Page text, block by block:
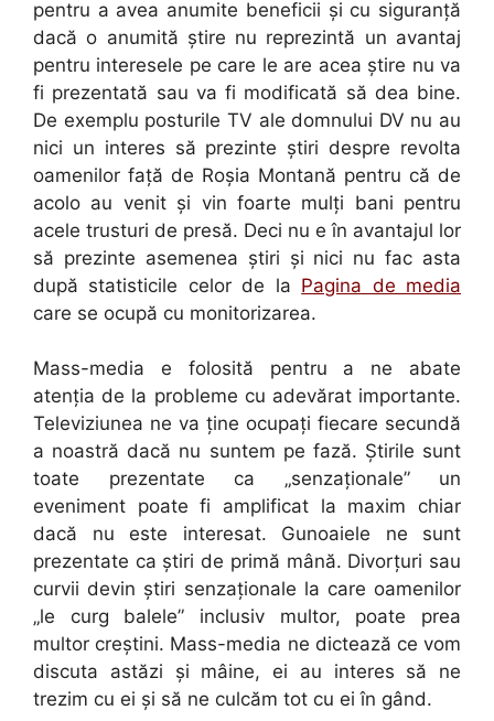
pentru a avea anumite beneficii şi cu siguranţă
dacă o anumită ştire nu reprezintă un avantaj
pentru interesele pe care le are acea ştire nu va
fi prezentată sau va fi modificată să dea bine.
De exemplu posturile TV ale domnului DV nu au
nici un interes să prezinte ştiri despre revolta
oamenilor faţă de Roşia Montană pentru că de
acolo au venit şi vin foarte mulţi bani pentru
acele trusturi de presă. Deci nu e în avantajul lor
să prezinte asemenea ştiri şi nici nu fac asta
după statisticile celor de la Pagina de media
care se ocupă cu monitorizarea.
Mass-media e folosită pentru a ne abate
atenţia de la probleme cu adevărat importante.
Televiziunea ne va ţine ocupaţi fiecare secundă
a noastră dacă nu suntem pe fază. Ştirile sunt
toate prezentate ca „senzaţionale” un
eveniment poate fi amplificat la maxim chiar
dacă nu este interesat. Gunoaiele ne sunt
prezentate ca ştiri de primă mână. Divorţuri sau
curvii devin ştiri senzaţionale la care oamenilor
„le curg balele” inclusiv multor, poate prea
multor creştini. Mass-media ne dictează ce vom
discuta astăzi şi mâine, ei au interes să ne
trezim cu ei şi să ne culcăm tot cu ei în gând.